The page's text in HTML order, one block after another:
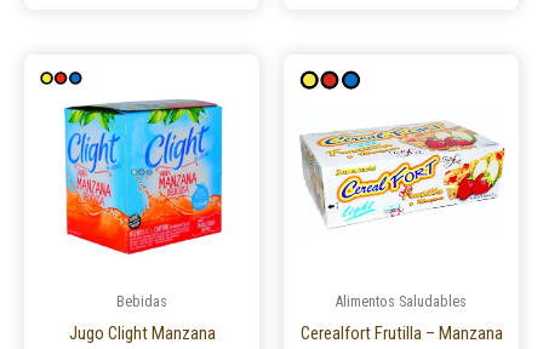
Bebidas
Jugo Clight Manzana
Alimentos Saludables
Cerealfort Frutilla – Manzana
elegir